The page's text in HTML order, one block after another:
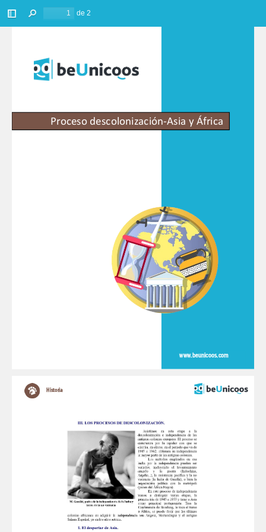
Barra
lateral
de 2
Proceso descolonización-Asia y África
www.beunicoos.com
Historia